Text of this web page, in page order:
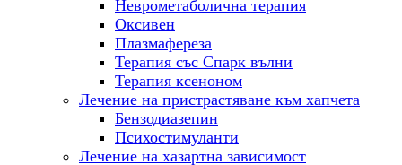
Неврометаболична терапия
Оксивен
Плазмафереза
Терапия със Спарк вълни
Терапия ксеноном
Лечение на пристрастяване към хапчета
Бензодиазепин
Психостимуланти
Лечение на хазартна зависимост